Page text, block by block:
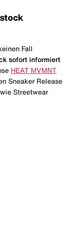
Fall
sofort informiert
HEAT MVMNT
Sneaker Release
Streetwear